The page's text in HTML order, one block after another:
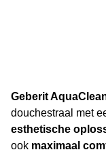
Geberit
douchestraal met
esthetische
ook maximaal